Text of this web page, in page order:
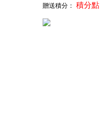
贈送積分： 積分點